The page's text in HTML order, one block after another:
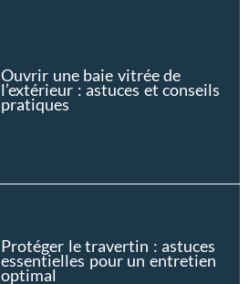
Ouvrir une baie vitrée de
l’extérieur : astuces et conseils
pratiques
Protéger le travertin : astuces
essentielles pour un entretien
optimal